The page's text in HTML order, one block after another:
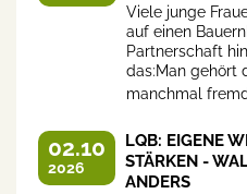
Viele junge
auf einen
Partnerschaft
das:Man gehört
manchmal
02.10
2026
LQB: EIGENE
STÄRKEN -
ANDERS